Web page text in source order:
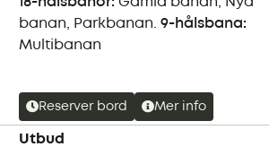
banan, Parkbanan. 9-hålsbana:
Multibanan
Reserver bord Mer info
Utbud